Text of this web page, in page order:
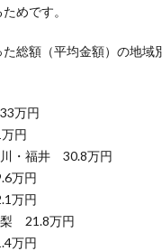
めです。
総額（平均金額）の地域
万円
円
・福井 30.8万円
万円
万円
21.8万円
万円